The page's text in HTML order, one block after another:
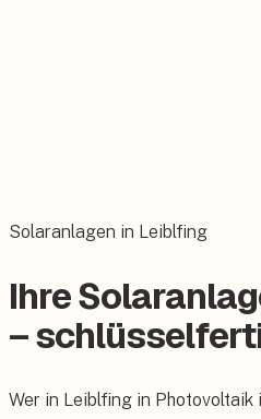
Solaranlagen in Leiblfing
Ihre
–
Wer in Leiblfing in